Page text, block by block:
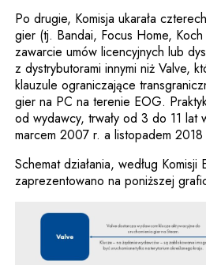
Po drugie, Komisja ukarała
gier (tj. Bandai, Focus Home,
zawarcie umów licencyjnych lub
z dystrybutorami innymi niż Valve,
klauzule ograniczające
gier na PC na terenie EOG.
od wydawcy, trwały od 3 do 11 lat
marcem 2007 r. a listopadem 2018
Schemat działania, według Komisji
zaprezentowano na poniższej